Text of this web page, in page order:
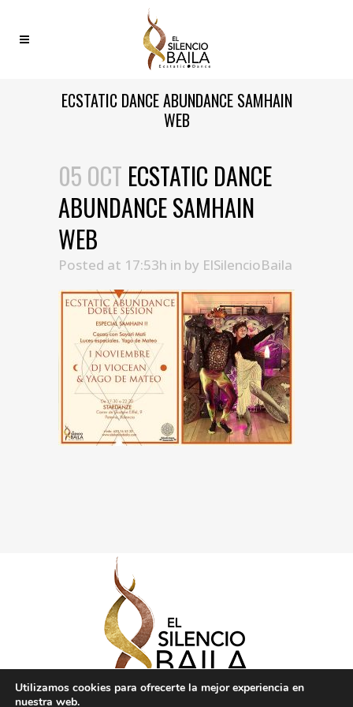
ECSTATIC DANCE ABUNDANCE SAMHAIN
WEB
05 OCT ECSTATIC DANCE
ABUNDANCE SAMHAIN
WEB
Posted at 17:53h in by ElSilencioBaila
Utilizamos cookies para ofrecerte la mejor experiencia en
nuestra web.